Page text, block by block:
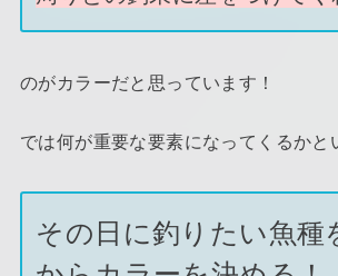
のがカラーだと思っています！
では何が重要な要素になってくるかと
その日に釣りたい魚種